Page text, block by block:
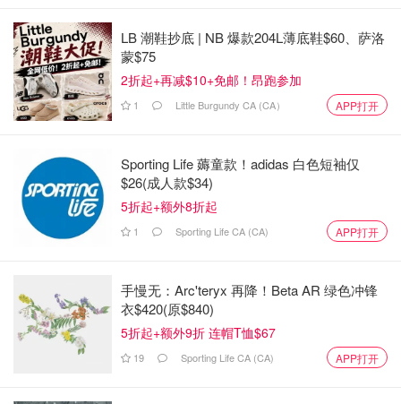
专家：这是未来住房趋势
对于这种模式，加拿大不列颠哥伦比亚大学（UBC）城市
规划教授 Patrick Condon 给予了高度认可，他表示：
楼来增加住房供应，但其实错过了很多小型土地开发的机
会。”
“比起建摩天大楼，这种分割大地块的方式更合理，也更符
LB 潮鞋抄底 | NB 爆款204L薄底鞋$60、萨洛
蒙$75
2折起+再减$10+免邮！昂跑参加
1 Little Burgundy CA (CA） APP打开
Sporting Life 薅童款！adidas 白色短袖仅
$26(成人款$34)
5折起+额外8折起
1 Sporting Life CA (CA) APP打开
手慢无：Arc'teryx 再降！Beta AR 绿色冲锋
衣$420(原$840)
5折起+额外9折 连帽T恤$67
19 Sporting Life CA (CA) APP打开